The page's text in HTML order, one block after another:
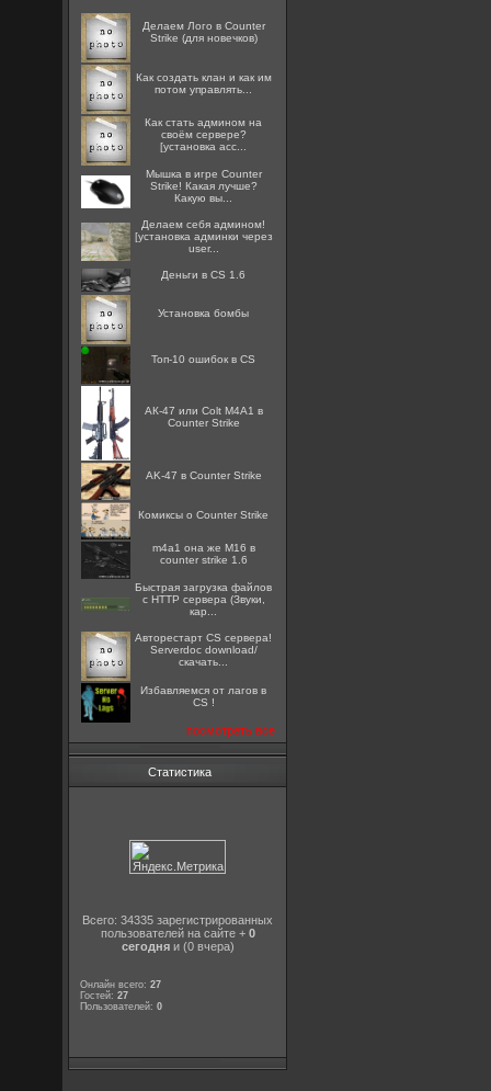
Делаем Лого в Counter
Strike (для новечков)
Как создать клан и как им
потом управлять...
Как стать админом на
своём сервере?
[установка acc...
Мышка в игре Counter
Strike! Какая лучше?
Какую вы...
Делаем себя админом!
[установка админки через
user...
Деньги в CS 1.6
Установка бомбы
Топ-10 ошибок в CS
АК-47 или Colt M4A1 в
Counter Strike
AK-47 в Counter Strike
Комиксы о Counter Strike
m4a1 она же M16 в
counter strike 1.6
Быстрая загрузка файлов
с HTTP сервера (Звуки,
кар...
Авторестарт CS сервера!
Serverdoc download/
скачать...
Избавляемся от лагов в
CS !
посмотреть все
Статистика
Всего: 34335 зарегистрированных
пользователей на сайте + 0
сегодняи (0 вчера)
Онлайн всего:27
Гостей:27
Пользователей:0